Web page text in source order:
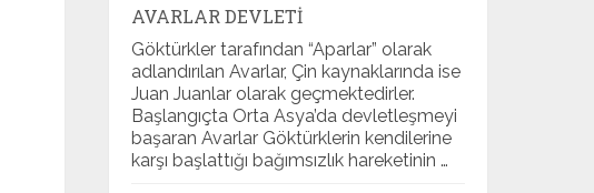
AVARLAR DEVLETI
Göktürkler tarafından “Aparlar” olarak
adlandırılan Avarlar, Çin kaynaklarında ise
Juan Juanlar olarak geçmektedirler.
Başlangıçta Orta Asya’da devletleşmeyi
başaran Avarlar Göktürklerin kendilerine
karşı başlattığı bağımsızlık hareketinin …